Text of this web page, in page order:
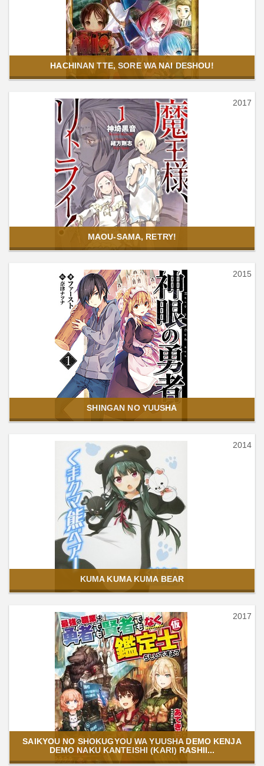
HACHINAN TTE, SORE WA NAI DESHOU!
2017
MAOU-SAMA, RETRY!
2015
SHINGAN NO YUUSHA
2014
KUMA KUMA KUMA BEAR
2017
SAIKYOU NO SHOKUGYOU WA YUUSHA DEMO KENJA
DEMO NAKU KANTEISHI (KARI) RASHII...